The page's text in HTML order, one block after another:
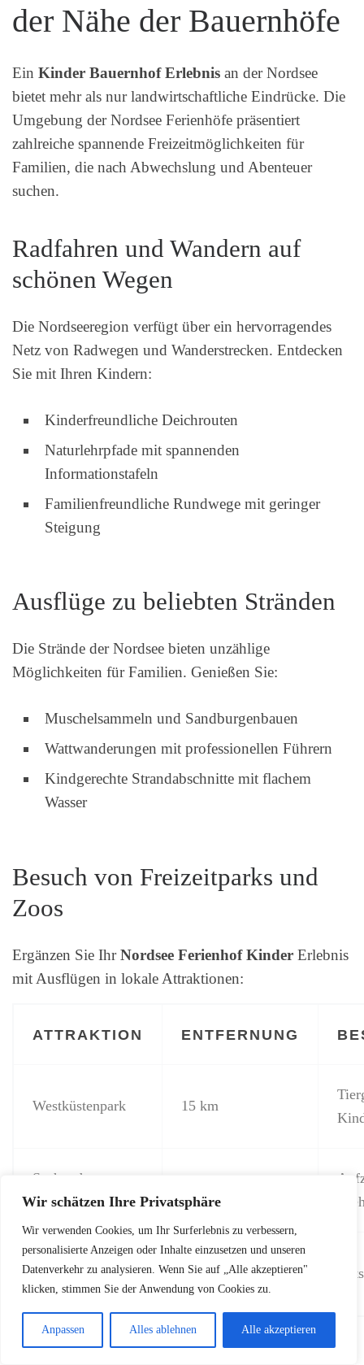
Wir schätzen Ihre Privatsphäre
Wir verwenden Cookies, um Ihr Surferlebnis zu verbessern,
personalisierte Anzeigen oder Inhalte einzusetzen und unseren
Datenverkehr zu analysieren. Wenn Sie auf „Alle akzeptieren"
klicken, stimmen Sie der Anwendung von Cookies zu.
Anpassen Alles ablehnen Alle akzeptieren
der Nähe der Bauernhöfe
Ein Kinder Bauernhof Erlebnis an der Nordsee
bietet mehr als nur landwirtschaftliche Eindrücke. Die
Umgebung der Nordsee Ferienhöfe präsentiert
zahlreiche spannende Freizeitmöglichkeiten für
Familien, die nach Abwechslung und Abenteuer
suchen.
Radfahren und Wandern auf
schönen Wegen
Die Nordseeregion verfügt über ein hervorragendes
Netz von Radwegen und Wanderstrecken. Entdecken
Sie mit Ihren Kindern:
Kinderfreundliche Deichrouten
Naturlehrpfade mit spannenden
Informationstafeln
Familienfreundliche Rundwege mit geringer
Steigung
Ausflüge zu beliebten Stränden
Die Strände der Nordsee bieten unzählige
Möglichkeiten für Familien. Genießen Sie:
Muschelsammeln und Sandburgenbauen
Wattwanderungen mit professionellen Führern
Kindgerechte Strandabschnitte mit flachem
Wasser
Besuch von Freizeitparks und
Zoos
Ergänzen Sie IhrNordsee Ferienhof Kinder Erlebnis
mit Ausflügen in lokale Attraktionen:
ATTRAKTION ENTFERNUNG
Westküstenpark 15 km
Seehundzentrum
Friedrichskoog
Erlebnisbad
Büsum
10 km
Tipp: Viele Bauernhöfe bieten vergünstigte